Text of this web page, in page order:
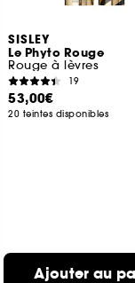
SISLEY
Le Phyto Rouge
Rouge à lèvres
19
53,00€
20 teintes disponibles
Ajouter au